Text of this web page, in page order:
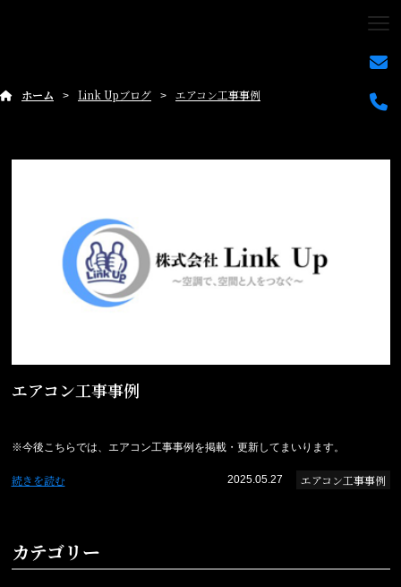
ホーム Link Upブログ エアコン工事事例
エアコン工事事例
※今後こちらでは、エアコン工事事例を掲載・更新してまいります。
続きを読む 2025.05.27 エアコン工事事例
カテゴリー